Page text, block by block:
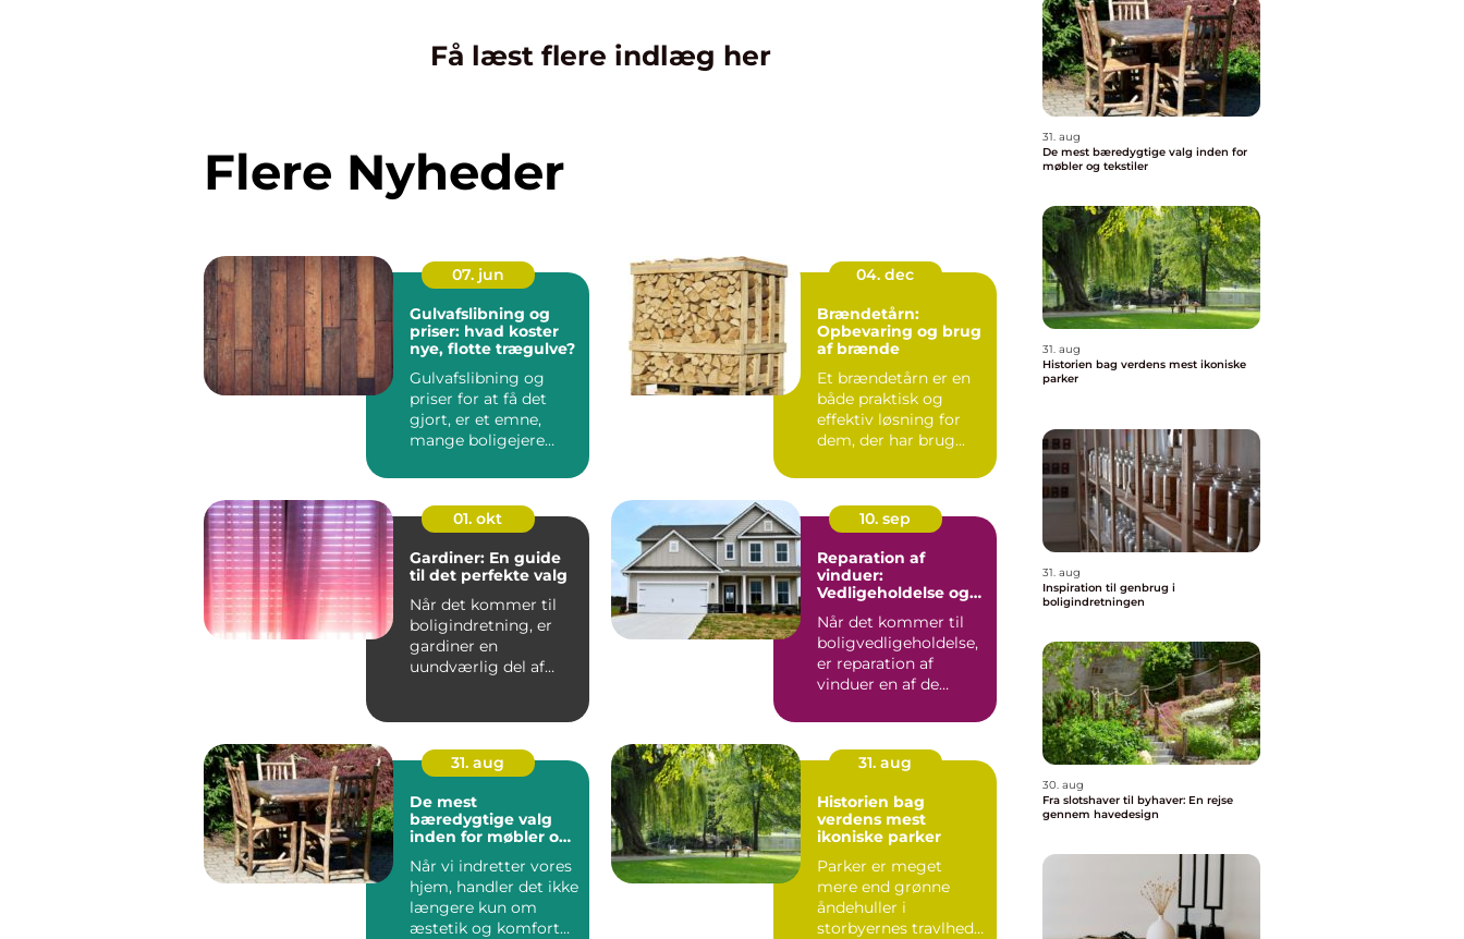
Få læst flere indlæg her
Flere Nyheder
07. jun
Gulvafslibning og
priser: hvad koster
nye, flotte trægulve?
Gulvafslibning og
priser for at få det
gjort, er et emne,
mange boligejere
04. dec
Brændetårn:
Opbevaring og brug
af brænde
Et brændetårn er en
både praktisk og
effektiv løsning for
dem, der har brug...
01. okt
Gardiner: En guide
til det perfekte valg
Når det kommer til
boligindretning, er
gardiner en
uundværlig del af
10. sep
Reparation af
vinduer:
Vedligeholdelse og
levetid
Når det kommer til
boligvedligeholdelse,
er reparation af
vinduer en af de
31. aug
De mest
bæredygtige valg
inden for møbler og
Når vi indretter vores
hjem, handler det ikke
længere kun om
æstetik og komfort
31. aug
Historien bag
verdens mest
ikoniske parker
Parker er meget
mere end grønne
åndehuller i
storbyernes travlhed –
31. aug
De mest bæredygtige valg inden for
møbler og tekstiler
31. aug
Historien bag verdens mest ikoniske
parker
31. aug
Inspiration til genbrug i
boligindretningen
30. aug
Fra slotshaver til byhaver: En rejse
gennem havedesign